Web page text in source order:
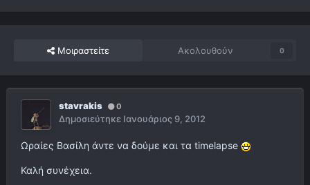
Μοιραστείτε Ακολουθούν 0
stavrakis 0
Δημοσιεύτηκε Ιανουάριος 9, 2012
Ωραίες Βασίλη άντε να δούμε και τα timelapse
Καλή συνέχεια.